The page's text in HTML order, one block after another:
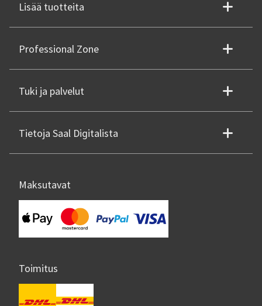
Lisää tuotteita
Professional Zone
Tuki ja palvelut
Tietoja Saal Digitalista
Maksutavat
Toimitus